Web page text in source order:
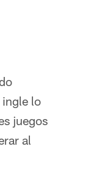
lo
juegos
al